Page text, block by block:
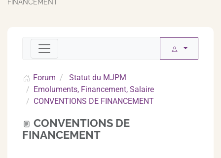
FINANCEMENT
Forum
Statut du MJPM
Emoluments, Financement, Salaire
CONVENTIONS DE FINANCEMENT
CONVENTIONS DE
FINANCEMENT